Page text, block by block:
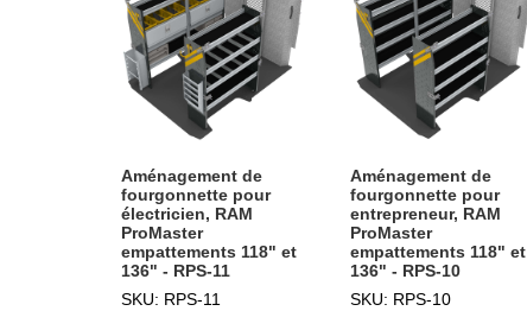
Aménagement de
fourgonnette pour
électricien, RAM
ProMaster
empattements 118" et
136" - RPS-11
SKU: RPS-11
Aménagement de
fourgonnette pour
entrepreneur, RAM
ProMaster
empattements 118" et
136" - RPS-10
SKU: RPS-10